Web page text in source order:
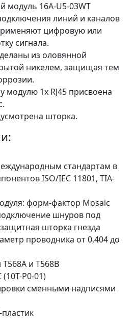
модуль 16A-U5-03WT
линий и каналов
цифровую или
сигнала.
из оловянной
никелем, защищая тем
модулю 1х RJ45 присвоена
шторка.
стандартам в
ISO/IEC 11801, TIA-
форм-фактор Mosaic
шнуров под
шторка гнезда
проводника от 0,404 до
и T568B
P0-01)
сменными надписями